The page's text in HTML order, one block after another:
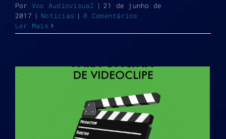
Por Voo Audiovisual | 21 de junho de
2017 | Notícias | 0 Comentários
Ler Mais